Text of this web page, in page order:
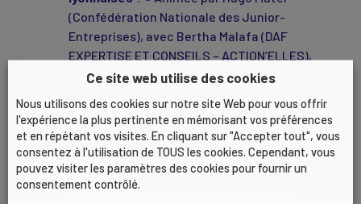
(Confédération Nationale des Junior-
Entreprises), avec Bertha Malafa (DAF
EXPERTISE ET CONSEILS – ACTION’ELLES),
Carl Robert (Culturel Média) et Alexis Gaulard
Ces discussions ont permis d’éclairer les jeunes
entrepreneurs sur les opportunités offertes par
l’écosystème lyonnais et de partager des retours
d’expérience concrets.
Ce site web utilise des cookies
Nous utilisons des cookies sur notre site Web pour vous offrir
l'expérience la plus pertinente en mémorisant vos préférences
et en répétant vos visites. En cliquant sur "Accepter tout", vous
consentez à l'utilisation de TOUS les cookies. Cependant, vous
pouvez visiter les paramètres des cookies pour fournir un
consentement contrôlé.